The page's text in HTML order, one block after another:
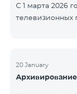
предоставлена
Благодарим за
С 1 марта 2026
телевизионных
только в тех
обязательной.
20 January